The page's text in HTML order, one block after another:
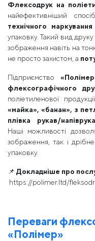
Флексодрук на
найефективніший
технічного
упаковку. Такий вид
зображення навіть на
не просто захистом, а
Підприємство
флексографічного
поліетиленової
«майка», «банан», з
плівка рукав/
Наші можливості
зображення, так і
упаковку.
📌 Докладніше про
https://polimer.ltd/
Переваги
«Полімер»